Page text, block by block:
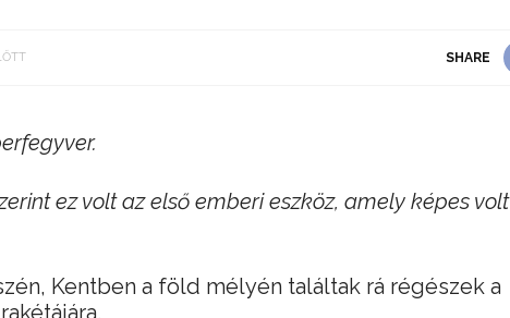
SHARE
ez volt az első emberi eszköz, amely képes volt
Kentben a föld mélyén találtak rá régészek a